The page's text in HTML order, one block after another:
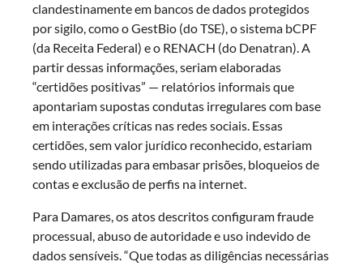
clandestinamente em bancos de dados protegidos
por sigilo, como o GestBio (do TSE), o sistema bCPF
(da Receita Federal) e o RENACH (do Denatran). A
partir dessas informações, seriam elaboradas
“certidões positivas” — relatórios informais que
apontariam supostas condutas irregulares com base
em interações críticas nas redes sociais. Essas
certidões, sem valor jurídico reconhecido, estariam
sendo utilizadas para embasar prisões, bloqueios de
contas e exclusão de perfis na internet.
Para Damares, os atos descritos configuram fraude
processual, abuso de autoridade e uso indevido de
dados sensíveis. “Que todas as diligências necessárias